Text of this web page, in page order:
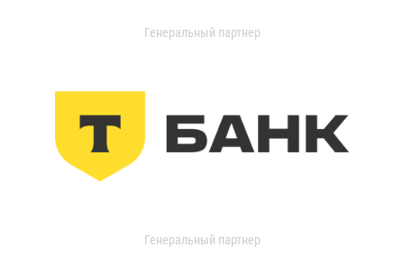
Генеральный партнер
Генеральный партнер